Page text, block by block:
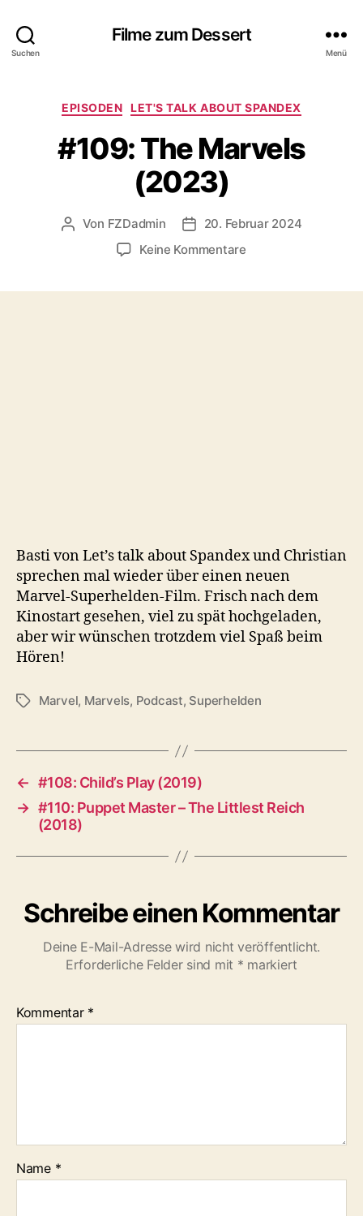
Suchen
Filme zum Dessert
Menü
Kategorien
EPISODEN LET'S TALK ABOUT SPANDEX
#109: The Marvels
(2023)
Beitragsautor
Von FZDadmin Veröffentlichungsdatum
20. Februar 2024
Keine Kommentarezu
Basti von Let’s talk about Spandex und Christian
sprechen mal wieder über einen neuen
Marvel-Superhelden-Film. Frisch nach dem
Kinostart gesehen, viel zu spät hochgeladen,
aber wir wünschen trotzdem viel Spaß beim
Hören!
Schlagwörter
Marvel, Marvels, Podcast, Superhelden
← #108: Child’s Play (2019)
→ #110: Puppet Master – The Littlest Reich
(2018)
Schreibe einen Kommentar
Deine E-Mail-Adresse wird nicht veröffentlicht.
Erforderliche Felder sind mit * markiert
Kommentar *
Name *